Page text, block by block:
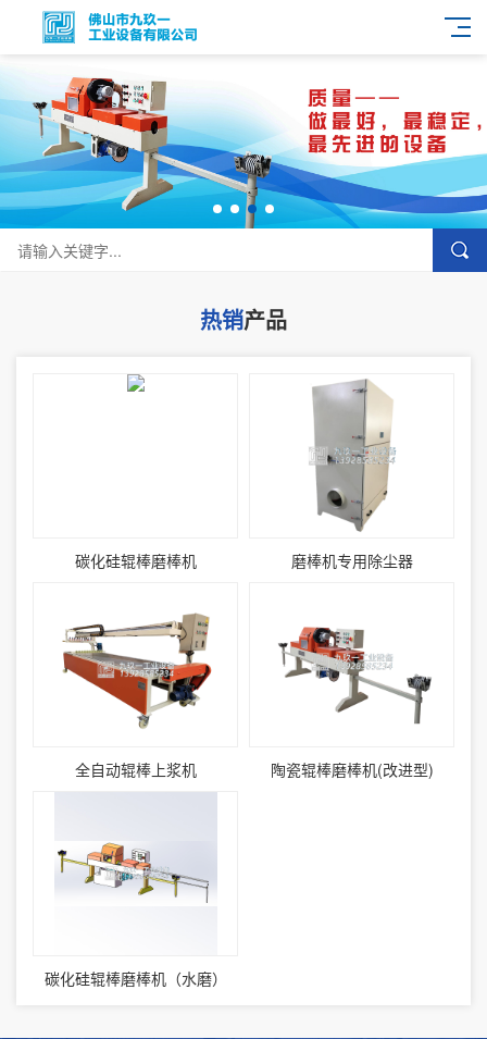
热销产品
碳化硅辊棒磨棒机 磨棒机专用除尘器
全自动辊棒上浆机 陶瓷辊棒磨棒机(改进型)
碳化硅辊棒磨棒机（水磨）